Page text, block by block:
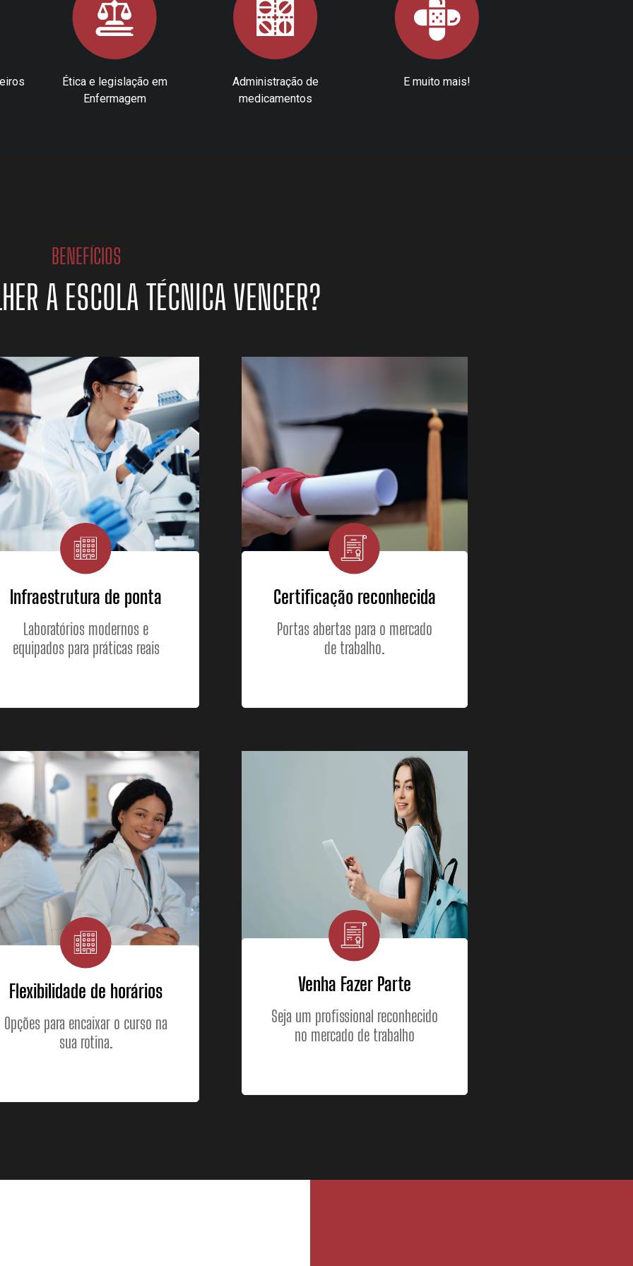
Ética e legislação em
Enfermagem
Administração de
medicamentos
E muito mais!
BENEFÍCIOS
A ESCOLA TÉCNICA VENCER?
Infraestrutura de ponta
Laboratórios modernos e
equipados para práticas reais
Certificação reconhecida
Portas abertas para o mercado
de trabalho.
Flexibilidade de horários
Opções para encaixar o curso na
sua rotina.
Venha Fazer Parte
Seja um profissional reconhecido
no mercado de trabalho